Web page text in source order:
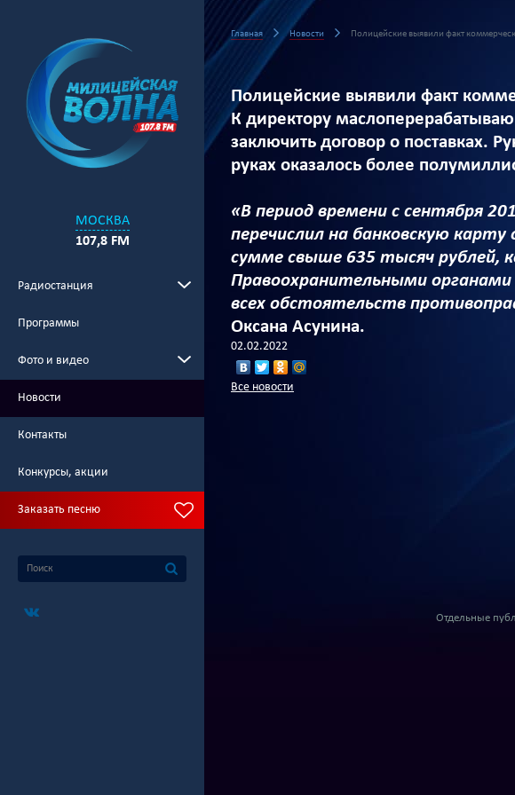
МОСКВА
107,8 FM
Радиостанция
Программы
Фото и видео
Новости
Контакты
Конкурсы, акции
Заказать песню
Главная Новости Полицейские выявили факт
Полицейские выявили факт
К директору
заключить договор о поставках.
руках оказалось более
«В период времени с сентября
перечислил на банковскую карту
сумме свыше 635 тысяч рублей,
Правоохранительными
всех обстоятельств
Оксана Асунина.
02.02.2022
Все новости
Отдельные